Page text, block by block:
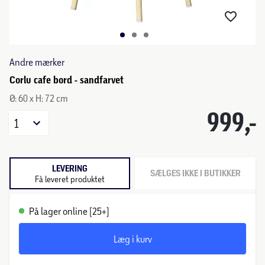
Andre mærker
Corlu cafe bord - sandfarvet
Ø: 60 x H: 72 cm
999,-
1
LEVERING
Få leveret produktet SÆLGES IKKE I BUTIKKER
På lager online (25+)
Læg i kurv